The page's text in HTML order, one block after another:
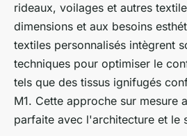
rideaux, voilages et autres
dimensions et aux besoins
textiles personnalisés intègrent
techniques pour optimiser le
tels que des tissus ignifugés
M1. Cette approche sur mesure
parfaite avec l'architecture et le